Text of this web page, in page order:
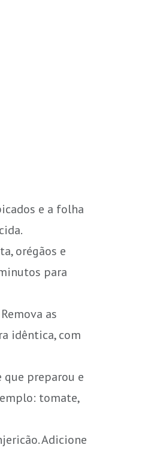
e a folha
orégãos e
para
as
idêntica, com
que preparou e
tomate,
Adicione